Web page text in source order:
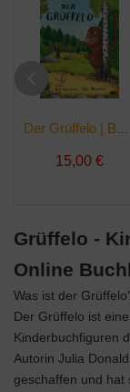
15,00 €
Grüffelo -
Online
Was ist der
Der Grüffelo ist
Kinderbuchfiguren
Autorin Julia
geschaffen und hat